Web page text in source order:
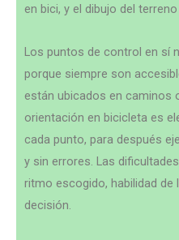
en bici, y el dibujo del
Los puntos de control en sí
porque siempre son
están ubicados en caminos
orientación en bicicleta es
cada punto, para después
y sin errores. Las
ritmo escogido, habilidad de
decisión.